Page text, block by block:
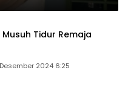
Tidur Remaja
2024 6:25